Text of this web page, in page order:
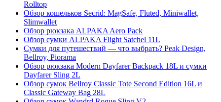
Rolltop
Обзор кошельков Secrid: MagSafe, Fluted, Miniwallet,
Slimwallet
Обзор рюкзака ALPAKA Aero Pack
Обзор сумки ALPAKA Flight Satchel 11L
Сумки для путешествий — что выбрать? Peak Design,
Bellroy, Piorama
Обзор рюкзака Modern Dayfarer Backpack 18L и сумки
Dayfarer Sling 2L
Обзор сумок Bellroy Classic Tote Second Edition 16L и
Classic Gateway Bag 28L